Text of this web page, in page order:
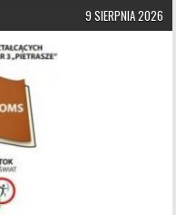
9 SIERPNIA 2026